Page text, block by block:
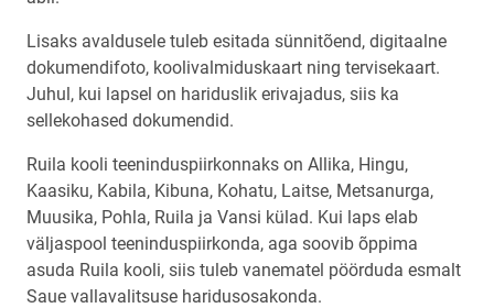
Lisaks avaldusele tuleb esitada sünnitõend, digitaalne
dokumendifoto, koolivalmiduskaart ning tervisekaart.
Juhul, kui lapsel on hariduslik erivajadus, siis ka
sellekohased dokumendid.
Ruila kooli teeninduspiirkonnaks on Allika, Hingu,
Kaasiku, Kabila, Kibuna, Kohatu, Laitse, Metsanurga,
Muusika, Pohla, Ruila ja Vansi külad. Kui laps elab
väljaspool teeninduspiirkonda, aga soovib õppima
asuda Ruila kooli, siis tuleb vanematel pöörduda esmalt
Saue vallavalitsuse haridusosakonda.